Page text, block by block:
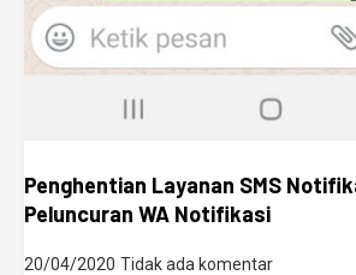
Penghentian Layanan SMS
Peluncuran WA Notifikasi
20/04/2020 Tidak ada komentar